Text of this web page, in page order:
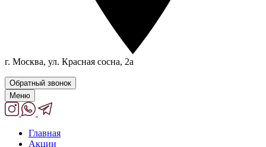
г. Москва, ул. Красная сосна, 2а
Обратный звонок
Меню
Главная
Акции